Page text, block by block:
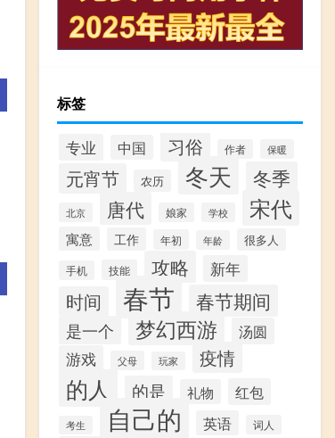
标签
专业 中国 习俗 作者 保暖
元宵节 农历 冬天 冬季
北京 唐代 娘家 学校 宋代
寓意 工作 年初 年龄 很多人
手机 技能 攻略 新年
时间 春节 春节期间
是一个 梦幻西游
汤圆
游戏
父母 玩家 疫情
的人 的是 礼物 红包
考生 自己的 英语 词人